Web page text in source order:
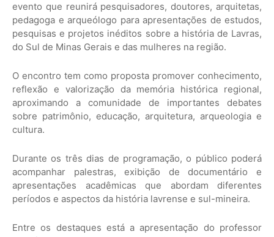
evento que reunirá pesquisadores, doutores, arquitetas,
pedagoga e arqueólogo para apresentações de estudos,
pesquisas e projetos inéditos sobre a história de Lavras,
do Sul de Minas Gerais e das mulheres na região.
O encontro tem como proposta promover conhecimento,
reflexão e valorização da memória histórica regional,
aproximando a comunidade de importantes debates
sobre patrimônio, educação, arquitetura, arqueologia e
cultura.
Durante os três dias de programação, o público poderá
acompanhar palestras, exibição de documentário e
apresentações acadêmicas que abordam diferentes
períodos e aspectos da história lavrense e sul-mineira.
Entre os destaques está a apresentação do professor